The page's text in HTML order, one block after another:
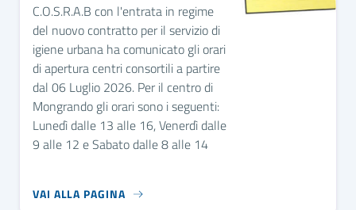
C.O.S.R.A.B con l'entrata in regime
del nuovo contratto per il servizio di
igiene urbana ha comunicato gli orari
di apertura centri consortili a partire
dal 06 Luglio 2026. Per il centro di
Mongrando gli orari sono i seguenti:
Lunedì dalle 13 alle 16, Venerdì dalle
9 alle 12 e Sabato dalle 8 alle 14
VAI ALLA PAGINA